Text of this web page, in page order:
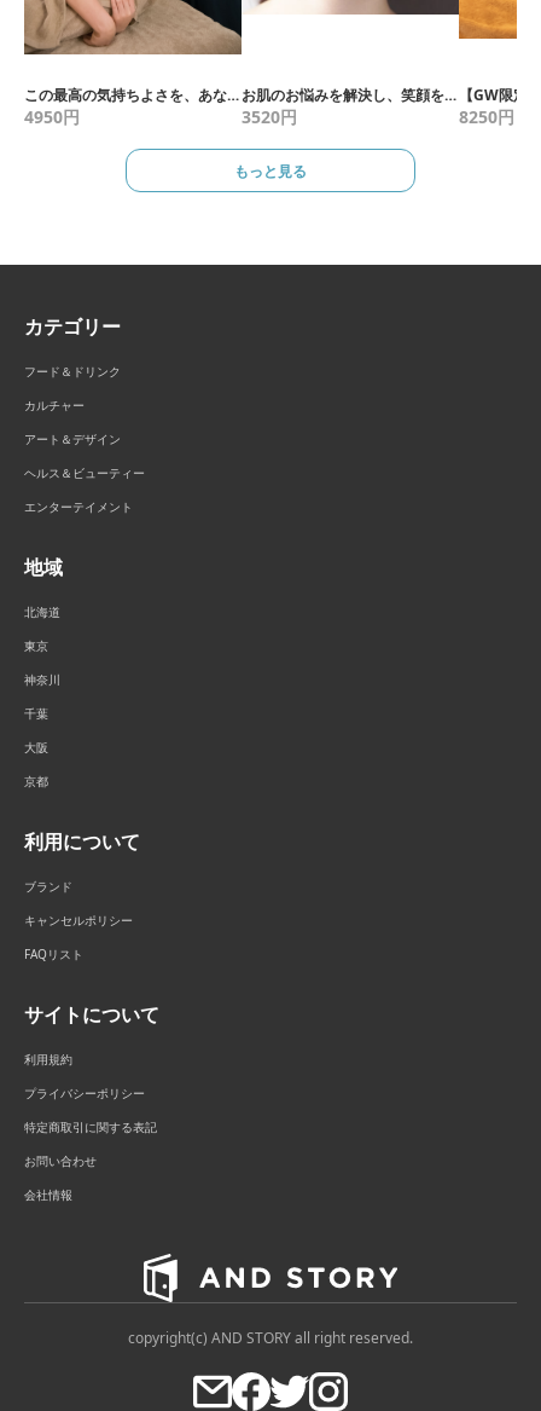
この最高の気持ちよさを、あなたの大切な人に届けられる手技レッスン
4950円
お肌のお悩みを解決し、笑顔を取り戻す90分
3520円 8250円
もっと見る
カテゴリー
フード＆ドリンク
カルチャー
アート＆デザイン
ヘルス＆ビューティー
エンターテイメント
地域
北海道
東京
神奈川
千葉
大阪
京都
利用について
ブランド
キャンセルポリシー
FAQリスト
サイトについて
利用規約
プライバシーポリシー
特定商取引に関する表記
お問い合わせ
会社情報
copyright(c) AND STORY all right reserved.